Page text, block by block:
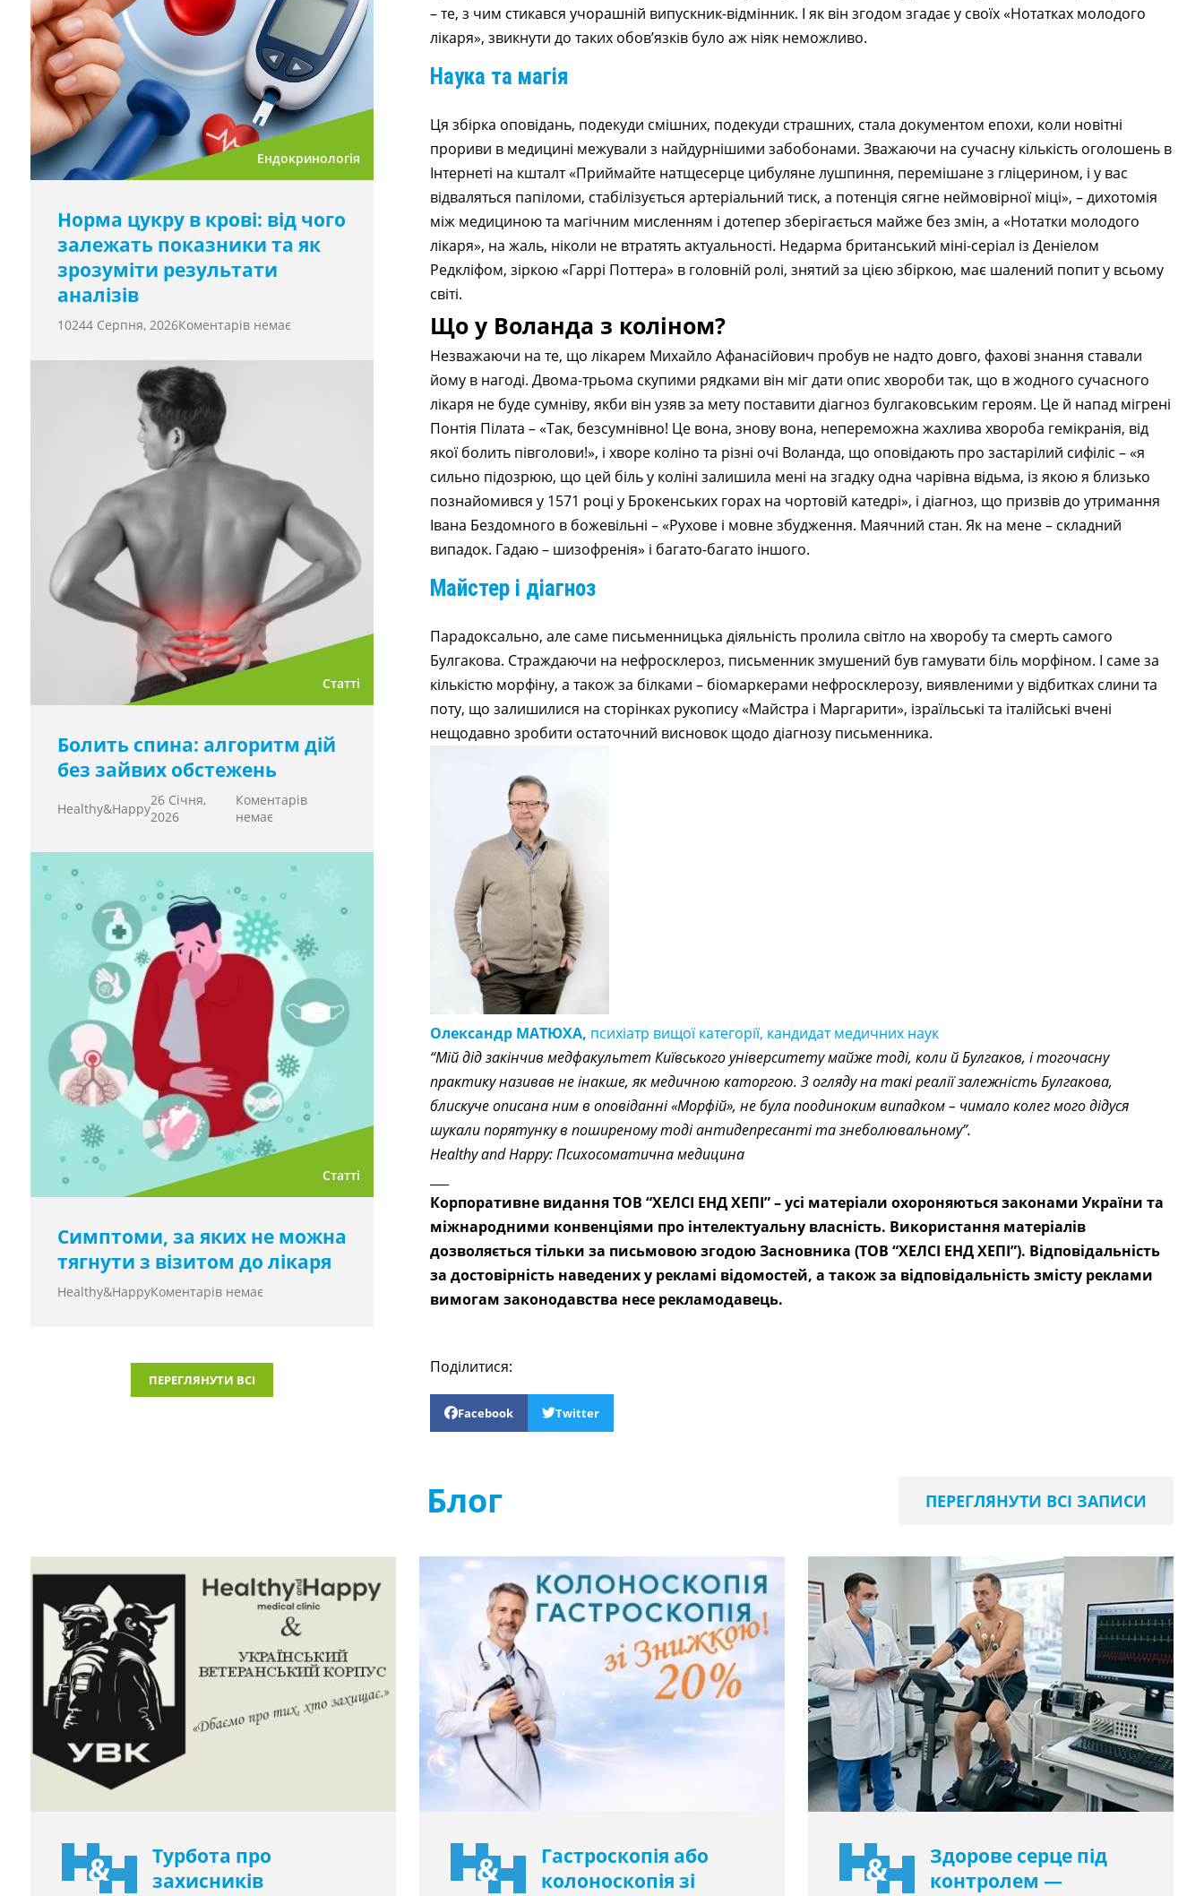
Ендокринологія
Норма цукру в крові: від чого
залежать показники та як
зрозуміти результати
аналізів
10244 Серпня, 2026Коментарів немає
Статті
Болить спина: алгоритм дій
без зайвих обстежень
Healthy&Happy26 Січня,
2026
Коментарів
немає
Статті
Симптоми, за яких не можна
тягнути з візитом до лікаря
Healthy&HappyКоментарів немає
ПЕРЕГЛЯНУТИ ВСІ
– те, з чим стикався учорашній випускник-відмінник. І як він згодом згадає у своїх «Нотатках молодого
лікаря», звикнути до таких обов’язків було аж ніяк неможливо.
Наука та магія
Ця збірка оповідань, подекуди смішних, подекуди страшних, стала документом епохи, коли новітні
прориви в медицині межували з найдурнішими забобонами. Зважаючи на сучасну кількість оголошень в
Інтернеті на кшталт «Приймайте натщесерце цибуляне лушпиння, перемішане з гліцерином, і у вас
відваляться папіломи, стабілізується артеріальний тиск, а потенція сягне неймовірної міці», – дихотомія
між медициною та магічним мисленням і дотепер зберігається майже без змін, а «Нотатки молодого
лікаря», на жаль, ніколи не втратять актуальності. Недарма британський міні-серіал із Деніелом
Редкліфом, зіркою «Гаррі Поттера» в головній ролі, знятий за цією збіркою, має шалений попит у всьому
світі.
Що у Воланда з коліном?
Незважаючи на те, що лікарем Михайло Афанасійович пробув не надто довго, фахові знання ставали
йому в нагоді. Двома-трьома скупими рядками він міг дати опис хвороби так, що в жодного сучасного
лікаря не буде сумніву, якби він узяв за мету поставити діагноз булгаковським героям. Це й напад мігрені
Понтія Пілата – «Так, безсумнівно! Це вона, знову вона, непереможна жахлива хвороба гемікранія, від
якої болить півголови!», і хворе коліно та різні очі Воланда, що оповідають про застарілий сифіліс – «я
сильно підозрюю, що цей біль у коліні залишила мені на згадку одна чарівна відьма, із якою я близько
познайомився у 1571 році у Брокенських горах на чортовій катедрі», і діагноз, що призвів до утримання
Івана Бездомного в божевільні – «Рухове і мовне збудження. Маячний стан. Як на мене – складний
випадок. Гадаю – шизофренія» і багато-багато іншого.
Майстер і діагноз
Парадоксально, але саме письменницька діяльність пролила світло на хворобу та смерть самого
Булгакова. Страждаючи на нефросклероз, письменник змушений був гамувати біль морфіном. І саме за
кількістю морфіну, а також за білками – біомаркерами нефросклерозу, виявленими у відбитках слини та
поту, що залишилися на сторінках рукопису «Майстра і Маргарити», ізраїльські та італійські вчені
нещодавно зробити остаточний висновок щодо діагнозу письменника.
Олександр МАТЮХА, психіатр вищої категорії, кандидат медичних наук
“Мій дід закінчив медфакультет Київського університету майже тоді, коли й Булгаков, і тогочасну
практику називав не інакше, як медичною каторгою. З огляду на такі реалії залежність Булгакова,
блискуче описана ним в оповіданні «Морфій», не була поодиноким випадком – чимало колег мого дідуся
шукали порятунку в поширеному тоді антидепресанті та знеболювальному”.
Healthy and Happy: Психосоматична медицина
Корпоративне видання ТОВ “ХЕЛСІ ЕНД ХЕПІ” – усі матеріали охороняються законами України та
міжнародними конвенціями про інтелектуальну власність. Використання матеріалів
дозволяється тільки за письмовою згодою Засновника (ТОВ “ХЕЛСІ ЕНД ХЕПІ”). Відповідальність
за достовірність наведених у рекламі відомостей, а також за відповідальність змісту реклами
вимогам законодавства несе рекламодавець.
Поділитися:
Facebook Twitter
Блог ПЕРЕГЛЯНУТИ ВСІ ЗАПИСИ
Турбота про
захисників
Гастроскопія або
колоноскопія зі
Здорове серце під
контролем —